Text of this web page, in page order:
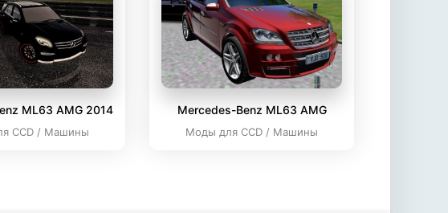
ML63 AMG 2014
CCD / Машины
Mercedes-Benz ML63 AMG
Моды для CCD / Машины